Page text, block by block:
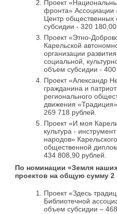
Проект
фронта» Ассоциации
Центр общественных
субсидии - 320 180,00
Проект «Этно-
Карельской
организации
социальной,
объем субсидии - 400
Проект «Александр
гражданина и
регионального
движения
269 718 рублей.
Проект «И моя
культура -
народов»
общественной
434 808,90 рублей.
По номинации «Земля
проектов на общую сумму 2
Проект «Здесь
Библиотечной
объем субсидии –